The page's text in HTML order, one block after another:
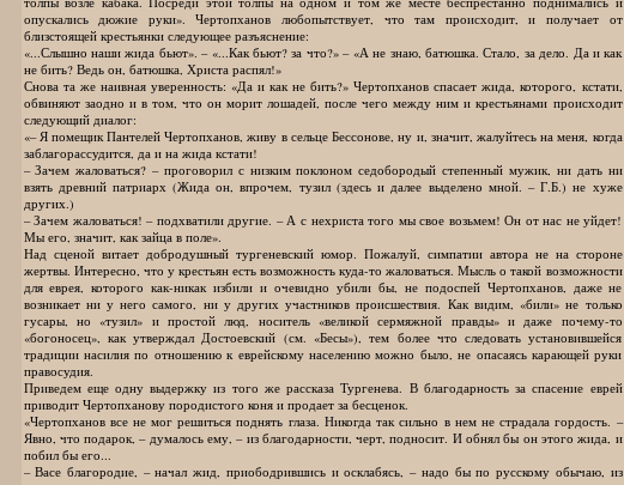
опускались дюжие руки». Чертопханов любопытствует, что там происходит, и получает от
близстоящей крестьянки следующее разъяснение:
«...Слышно наши жида бьют». – «...Как бьют? за что?» – «А не знаю, батюшка. Стало, за дело. Да и как
не бить? Ведь он, батюшка, Христа распял!»
Снова та же наивная уверенность: «Да и как не бить?» Чертопханов спасает жида, которого, кстати,
обвиняют заодно и в том, что он морит лошадей, после чего между ним и крестьянами происходит
следующий диалог:
«– Я помещик Пантелей Чертопханов, живу в сельце Бессонове, ну и, значит, жалуйтесь на меня, когда
заблагорассудится, да и на жида кстати!
– Зачем жаловаться? – проговорил с низким поклоном седобородый степенный мужик, ни дать ни
взять древний патриарх (Жида он, впрочем, тузил (здесь и далее выделено мной. – Г.Б.) не хуже
других.)
– Зачем жаловаться! – подхватили другие. – А с нехриста того мы свое возьмем! Он от нас не уйдет!
Мы его, значит, как зайца в поле».
Над сценой витает добродушный тургеневский юмор. Пожалуй, симпатии автора не на стороне
жертвы. Интересно, что у крестьян есть возможность куда-то жаловаться. Мысль о такой возможности
для еврея, которого как-никак избили и очевидно убили бы, не подоспей Чертопханов, даже не
возникает ни у него самого, ни у других участников происшествия. Как видим, «били» не только
гусары, но «тузил» и простой люд, носитель «великой сермяжной правды» и даже почему-то
«богоносец», как утверждал Достоевский (см. «Бесы»), тем более что следовать установившейся
традиции насилия по отношению к еврейскому населению можно было, не опасаясь карающей руки
правосудия.
Приведем еще одну выдержку из того же рассказа Тургенева. В благодарность за спасение еврей
приводит Чертопханову породистого коня и продает за бесценок.
«Чертопханов все не мог решиться поднять глаза. Никогда так сильно в нем не страдала гордость. –
Явно, что подарок, – думалось ему, – из благодарности, черт, подносит. И обнял бы он этого жида, и
побил бы его...
– Васе благородие, – начал жид, приободрившись и осклабясь, – надо бы по русскому обычаю, из